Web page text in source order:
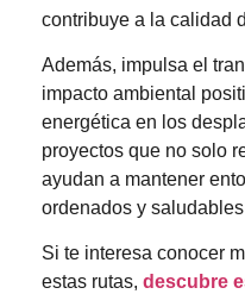
contribuye a la calidad
Además, impulsa el
impacto ambiental
energética en los
proyectos que no solo
ayudan a mantener
ordenados y
Si te interesa conocer
estas rutas, descubre